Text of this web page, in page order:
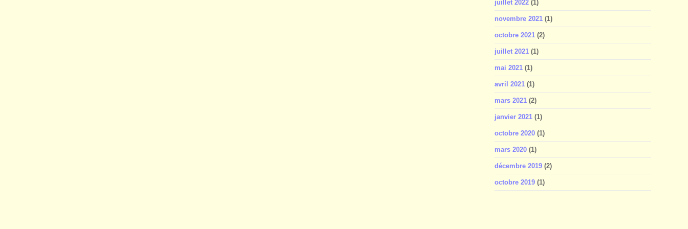
juillet 2022 (1)
novembre 2021 (1)
octobre 2021 (2)
juillet 2021 (1)
mai 2021 (1)
avril 2021 (1)
mars 2021 (2)
janvier 2021 (1)
octobre 2020 (1)
mars 2020 (1)
décembre 2019 (2)
octobre 2019 (1)